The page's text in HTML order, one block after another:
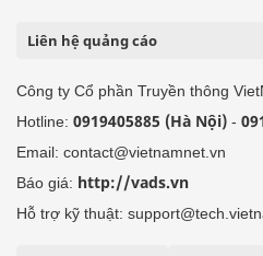
Liên hệ quảng cáo
Công ty Cổ phần Truyền thông
Hotline: 0919405885 (Hà Nội) -
Email: contact@vietnamnet.vn
Báo giá: http://vads.vn
Hỗ trợ kỹ thuật: